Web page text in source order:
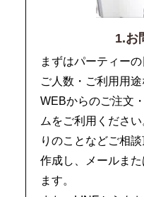
1.お
まずはパーティー
ご人数・ご利用用途
WEBからのご注文
ムをご利用くださ
りのことなどご相
作成し、メールま
ます。